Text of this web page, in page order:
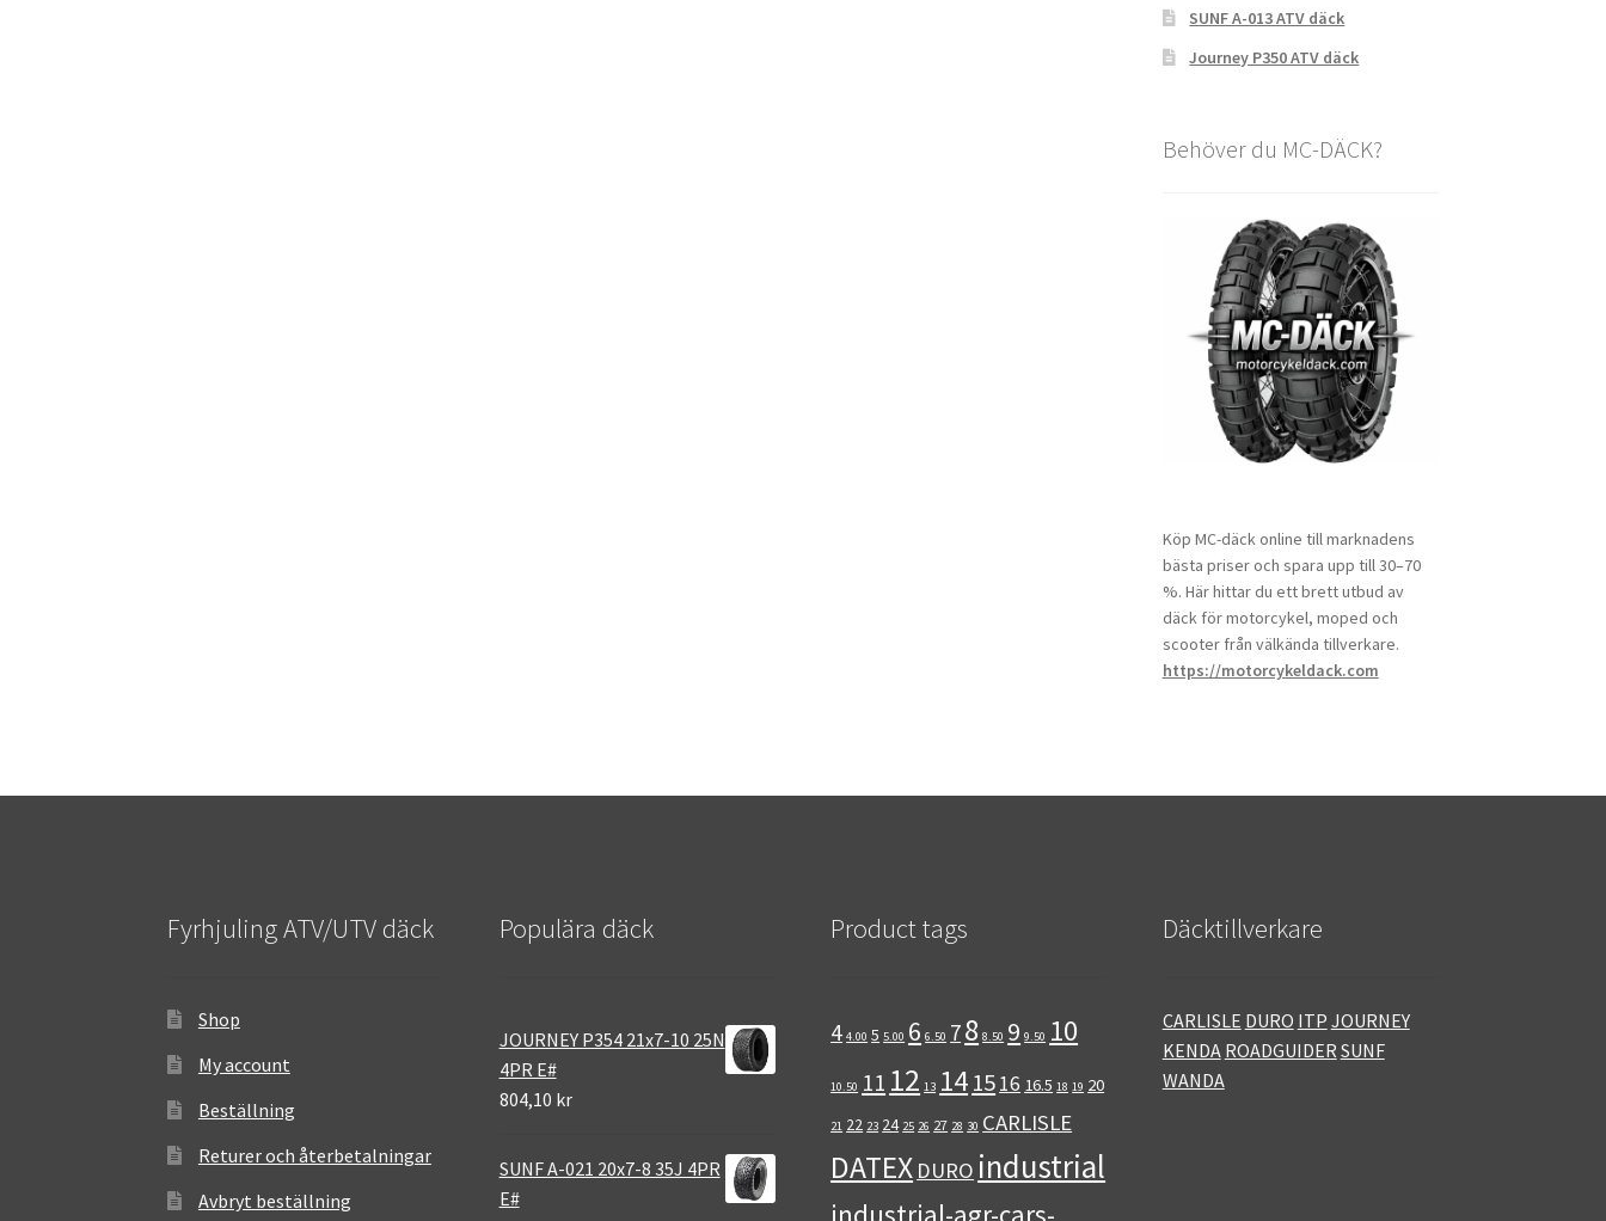
SUNF A-013 ATV däck
Journey P350 ATV däck
Behöver du MC-DÄCK?
Köp MC-däck online till marknadens
bästa priser och spara upp till 30–70
%. Här hittar du ett brett utbud av
däck för motorcykel, moped och
scooter från välkända tillverkare.
https://motorcykeldack.com
Fyrhjuling ATV/UTV däck
Shop
My account
Beställning
Returer och återbetalningar
Avbryt beställning
Populära däck
JOURNEY P354 21x7-10 25N
4PR E#
804,10 kr
SUNF A-021 20x7-8 35J 4PR
E#
Product tags
4 4.00 5 5.00 6 6.50 78 8.50 9 9.50 10
10.50 11 12 13 141516 16.5 18 19 20
21 22 23 24 25 26 27 28 30 CARLISLE
DATEX DURO industrial
industrial-agr-cars-
Däcktillverkare
CARLISLE DURO ITP JOURNEY
KENDA ROADGUIDER SUNF
WANDA